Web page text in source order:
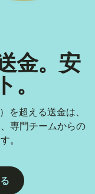
金。安
を超える送金は、
専門チームからの
。